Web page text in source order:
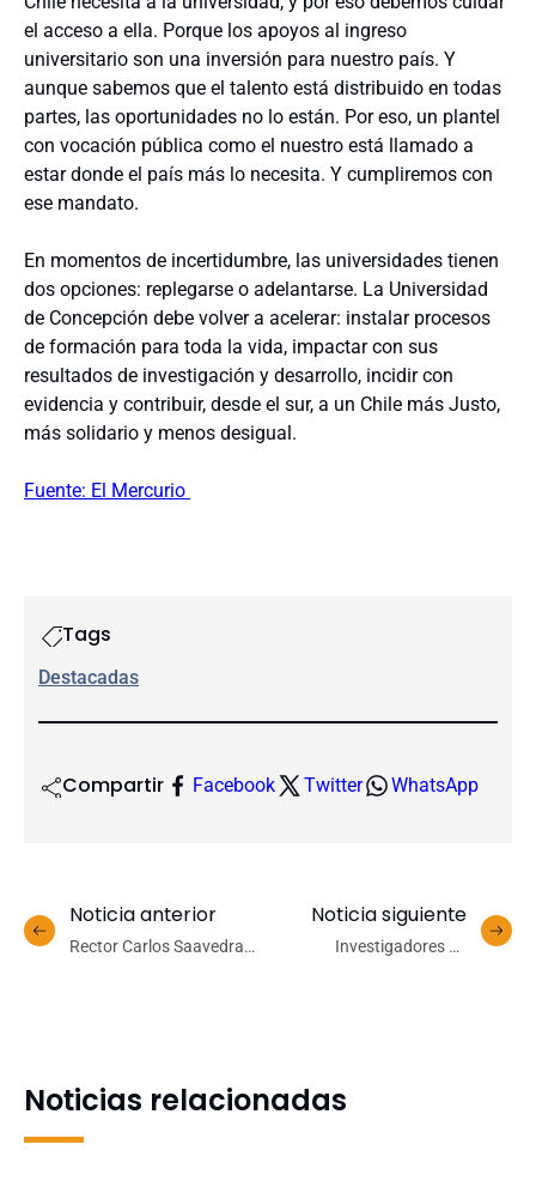
el acceso a ella. Porque los apoyos al ingreso
universitario son una inversión para nuestro país. Y
aunque sabemos que el talento está distribuido en todas
partes, las oportunidades no lo están. Por eso, un plantel
con vocación pública como el nuestro está llamado a
estar donde el país más lo necesita. Y cumpliremos con
ese mandato.
En momentos de incertidumbre, las universidades tienen
dos opciones: replegarse o adelantarse. La Universidad
de Concepción debe volver a acelerar: instalar procesos
de formación para toda la vida, impactar con sus
resultados de investigación y desarrollo, incidir con
evidencia y contribuir, desde el sur, a un Chile más Justo,
más solidario y menos desigual.
Fuente: El Mercurio
Tags
Destacadas
Compartir Facebook Twitter WhatsApp
Noticia anterior
Rector Carlos Saavedra
Noticia siguiente
Investigadores de
Noticias relacionadas